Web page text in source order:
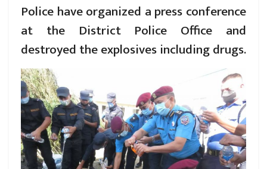
Police have organized a press conference
at the District Police Office and
destroyed the explosives including drugs.